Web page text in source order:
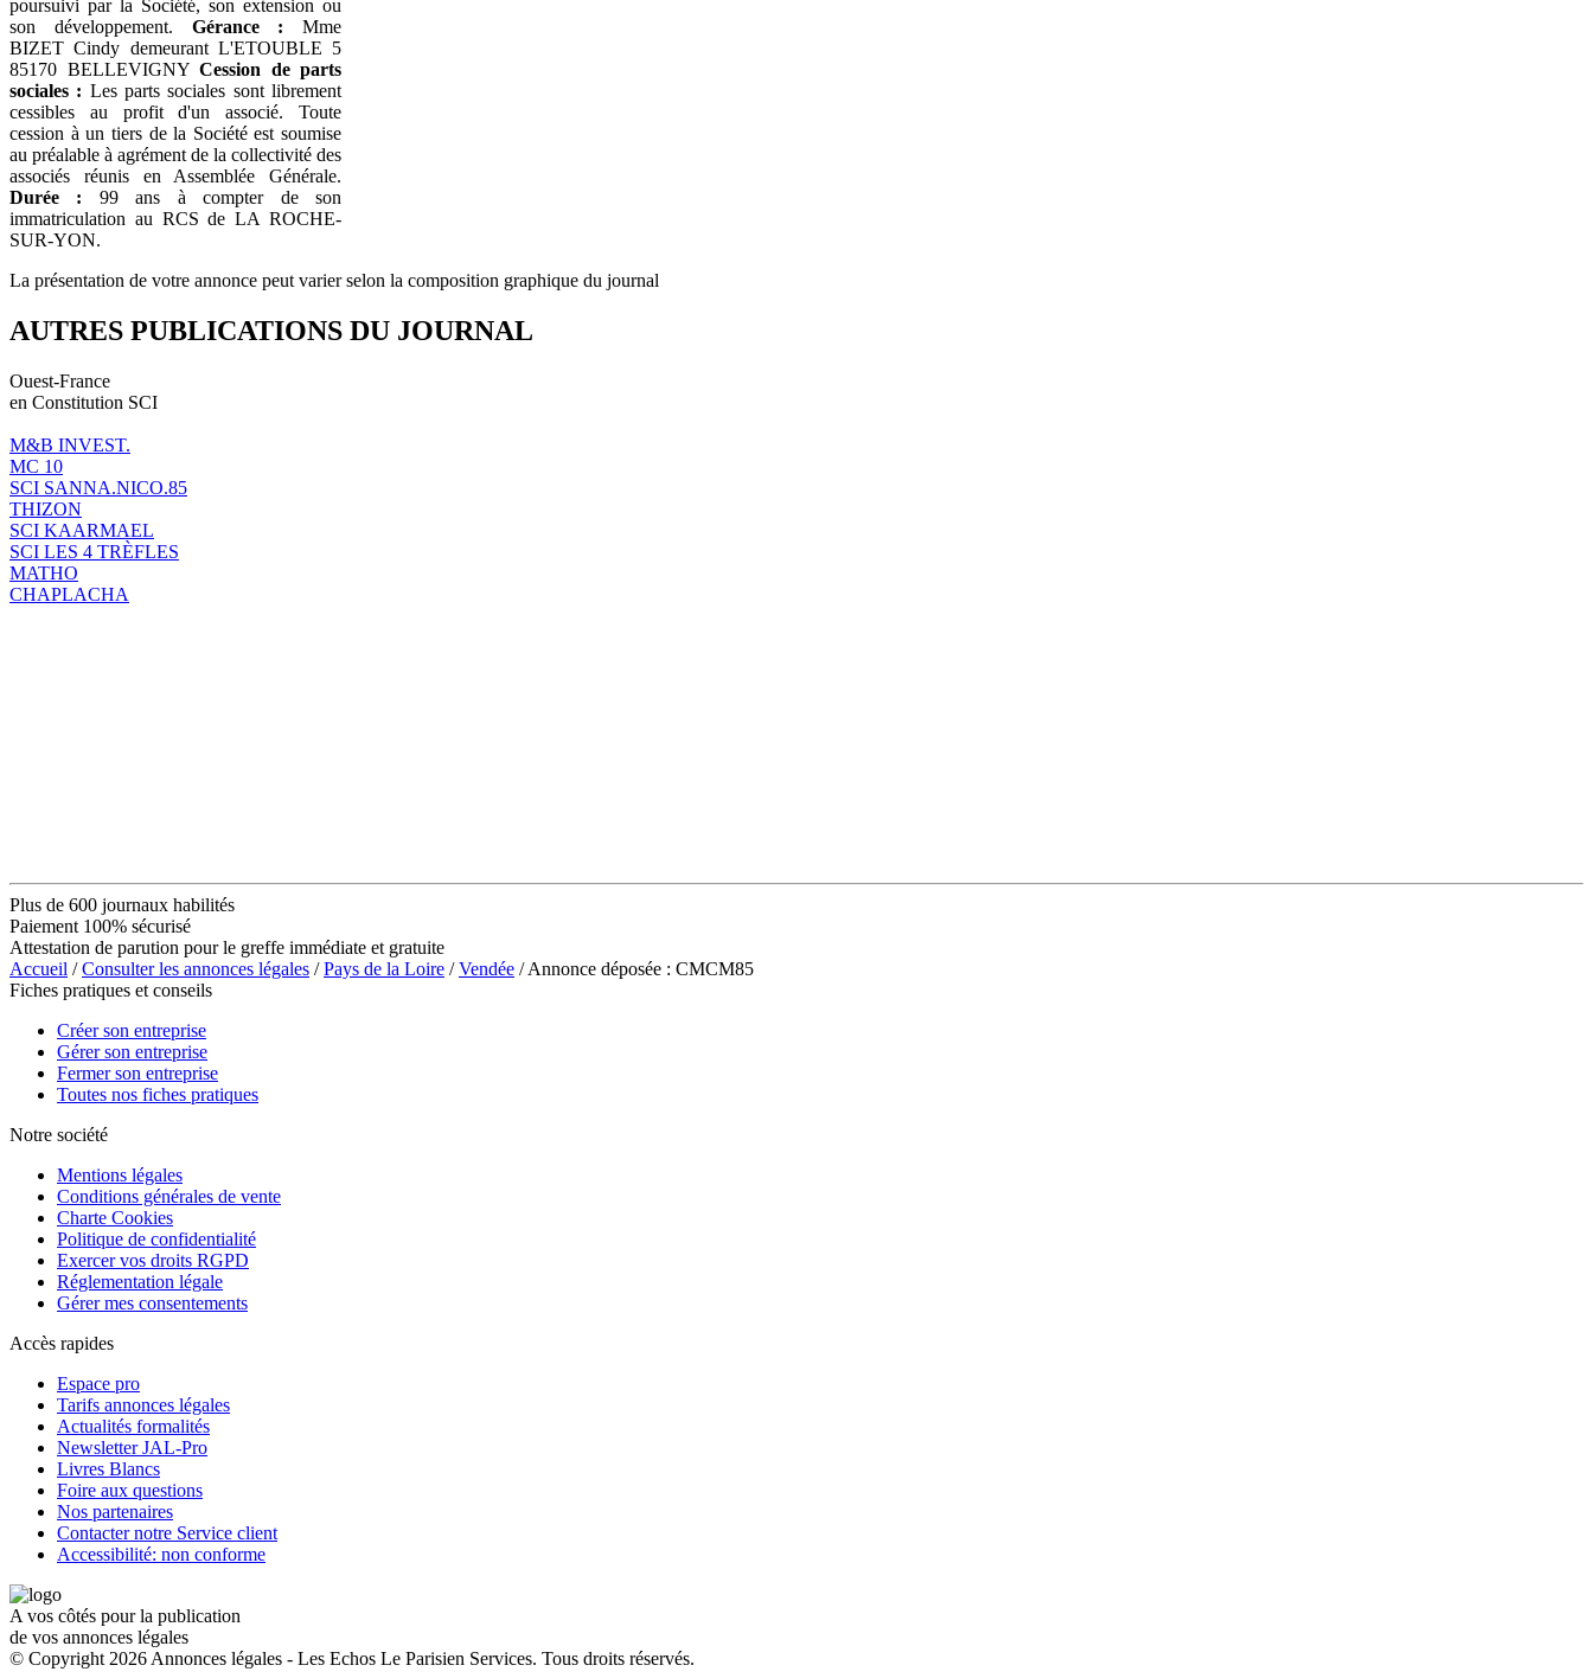
poursuivi par la Société, son extension ou
son développement. Gérance : Mme
BIZET Cindy demeurant L'ETOUBLE 5
85170 BELLEVIGNY Cession de parts
sociales : Les parts sociales sont librement
cessibles au profit d'un associé. Toute
cession à un tiers de la Société est soumise
au préalable à agrément de la collectivité des
associés réunis en Assemblée Générale.
Durée : 99 ans à compter de son
immatriculation au RCS de LA ROCHE-
SUR-YON.
La présentation de votre annonce peut varier selon la composition graphique du journal
AUTRES PUBLICATIONS DU JOURNAL
Ouest-France
en Constitution SCI
M&B INVEST.
MC 10
SCI SANNA.NICO.85
THIZON
SCI KAARMAEL
SCI LES 4 TRÈFLES
MATHO
CHAPLACHA
Plus de 600 journaux habilités
Paiement 100% sécurisé
Attestation de parution pour le greffe immédiate et gratuite
Accueil /Consulter les annonces légales /Pays de la Loire /Vendée / Annonce déposée : CMCM85
Fiches pratiques et conseils
Créer son entreprise
Gérer son entreprise
Fermer son entreprise
Toutes nos fiches pratiques
Notre société
Mentions légales
Conditions générales de vente
Charte Cookies
Politique de confidentialité
Exercer vos droits RGPD
Réglementation légale
Gérer mes consentements
Accès rapides
Espace pro
Tarifs annonces légales
Actualités formalités
Newsletter JAL-Pro
Livres Blancs
Foire aux questions
Nos partenaires
Contacter notre Service client
Accessibilité: non conforme
A vos côtés pour la publication
de vos annonces légales
© Copyright 2026 Annonces légales - Les Echos Le Parisien Services. Tous droits réservés.